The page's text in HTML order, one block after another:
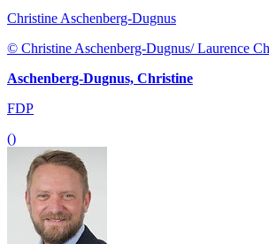
Christine Aschenberg-Dugnus
© Christine Aschenberg-Dugnus/ Laurence
Aschenberg-Dugnus, Christine
FDP
()